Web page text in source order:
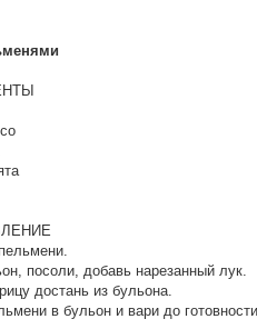
посоли, добавь нарезанный лук.
достань из бульона.
в бульон и вари до